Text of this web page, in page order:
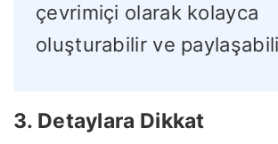
çevrimiçi olarak kolayca
oluşturabilir ve
3. Detaylara Dikkat